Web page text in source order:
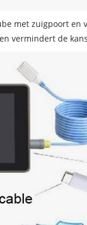
met zuigpoort
vermindert de